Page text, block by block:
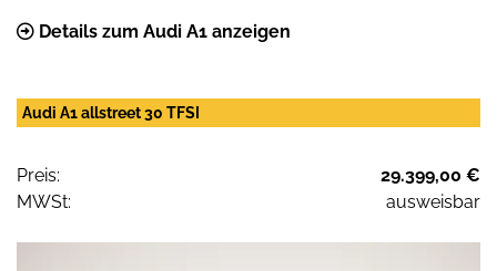
Details zum Audi A1 anzeigen
Audi A1 allstreet 30 TFSI
Preis:
29.399,00 €
MWSt:
ausweisbar